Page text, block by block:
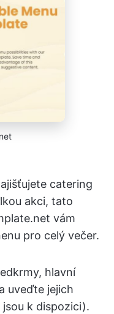
catering
akci, tato
vám
pro celý večer.
hlavní
uveďte jejich
k dispozici).